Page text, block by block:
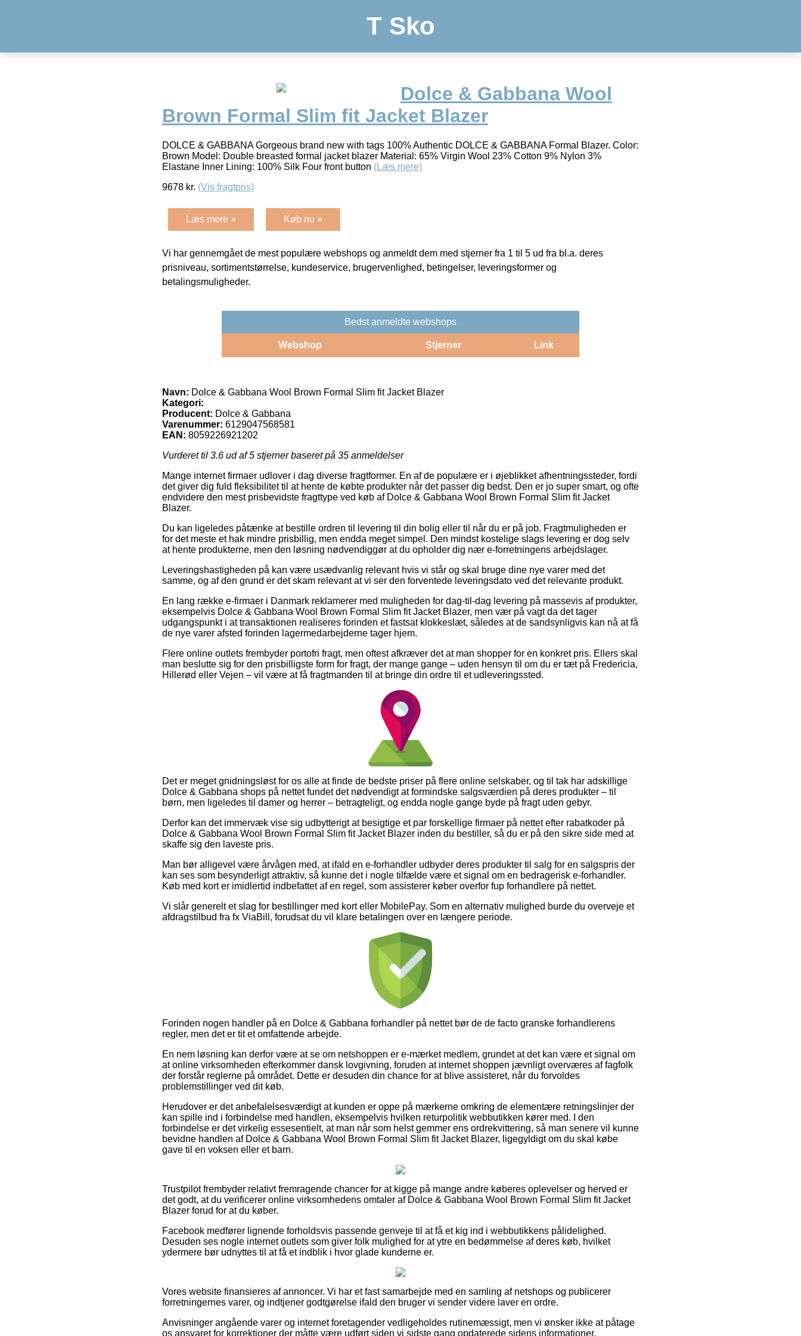
T Sko
Dolce & Gabbana Wool
Brown Formal Slim fit Jacket Blazer
DOLCE & GABBANA Gorgeous brand new with tags 100% Authentic DOLCE & GABBANA Formal Blazer. Color:
Brown Model: Double breasted formal jacket blazer Material: 65% Virgin Wool 23% Cotton 9% Nylon 3%
Elastane Inner Lining: 100% Silk Four front button (Læs mere)
9678 kr. (Vis fragtpris)
Læs mere » Køb nu »
Vi har gennemgået de mest populære webshops og anmeldt dem med stjerner fra 1 til 5 ud fra bl.a. deres
prisniveau, sortimentstørrelse, kundeservice, brugervenlighed, betingelser, leveringsformer og
betalingsmuligheder.
Bedst anmeldte webshops
Webshop Stjerner Link
Navn: Dolce & Gabbana Wool Brown Formal Slim fit Jacket Blazer
Kategori:
Producent: Dolce & Gabbana
Varenummer: 6129047568581
EAN: 8059226921202
Vurderet til 3.6 ud af 5 stjerner baseret på 35 anmeldelser
Mange internet firmaer udlover i dag diverse fragtformer. En af de populære er i øjeblikket afhentningssteder, fordi
det giver dig fuld fleksibilitet til at hente de købte produkter når det passer dig bedst. Den er jo super smart, og ofte
endvidere den mest prisbevidste fragttype ved køb af Dolce & Gabbana Wool Brown Formal Slim fit Jacket
Blazer.
Du kan ligeledes påtænke at bestille ordren til levering til din bolig eller til når du er på job. Fragtmuligheden er
for det meste et hak mindre prisbillig, men endda meget simpel. Den mindst kostelige slags levering er dog selv
at hente produkterne, men den løsning nødvendiggør at du opholder dig nær e-forretningens arbejdslager.
Leveringshastigheden på kan være usædvanlig relevant hvis vi står og skal bruge dine nye varer med det
samme, og af den grund er det skam relevant at vi ser den forventede leveringsdato ved det relevante produkt.
En lang række e-firmaer i Danmark reklamerer med muligheden for dag-til-dag levering på massevis af produkter,
eksempelvis Dolce & Gabbana Wool Brown Formal Slim fit Jacket Blazer, men vær på vagt da det tager
udgangspunkt i at transaktionen realiseres forinden et fastsat klokkeslæt, således at de sandsynligvis kan nå at få
de nye varer afsted forinden lagermedarbejderne tager hjem.
Flere online outlets frembyder portofri fragt, men oftest afkræver det at man shopper for en konkret pris. Ellers skal
man beslutte sig for den prisbilligste form for fragt, der mange gange – uden hensyn til om du er tæt på Fredericia,
Hillerød eller Vejen – vil være at få fragtmanden til at bringe din ordre til et udleveringssted.
Det er meget gnidningsløst for os alle at finde de bedste priser på flere online selskaber, og til tak har adskillige
Dolce & Gabbana shops på nettet fundet det nødvendigt at formindske salgsværdien på deres produkter – til
børn, men ligeledes til damer og herrer – betragteligt, og endda nogle gange byde på fragt uden gebyr.
Derfor kan det immervæk vise sig udbytterigt at besigtige et par forskellige firmaer på nettet efter rabatkoder på
Dolce & Gabbana Wool Brown Formal Slim fit Jacket Blazer inden du bestiller, så du er på den sikre side med at
skaffe sig den laveste pris.
Man bør alligevel være årvågen med, at ifald en e-forhandler udbyder deres produkter til salg for en salgspris der
kan ses som besynderligt attraktiv, så kunne det i nogle tilfælde være et signal om en bedragerisk e-forhandler.
Køb med kort er imidlertid indbefattet af en regel, som assisterer køber overfor fup forhandlere på nettet.
Vi slår generelt et slag for bestillinger med kort eller MobilePay. Som en alternativ mulighed burde du overveje et
afdragstilbud fra fx ViaBill, forudsat du vil klare betalingen over en længere periode.
Forinden nogen handler på en Dolce & Gabbana forhandler på nettet bør de de facto granske forhandlerens
regler, men det er tit et omfattende arbejde.
En nem løsning kan derfor være at se om netshoppen er e-mærket medlem, grundet at det kan være et signal om
at online virksomheden efterkommer dansk lovgivning, foruden at internet shoppen jævnligt overværes af fagfolk
der forstår reglerne på området. Dette er desuden din chance for at blive assisteret, når du forvoldes
problemstillinger ved dit køb.
Herudover er det anbefalelsesværdigt at kunden er oppe på mærkerne omkring de elementære retningslinjer der
kan spille ind i forbindelse med handlen, eksempelvis hvilken returpolitik webbutikken kører med. I den
forbindelse er det virkelig essesentielt, at man når som helst gemmer ens ordrekvittering, så man senere vil kunne
bevidne handlen af Dolce & Gabbana Wool Brown Formal Slim fit Jacket Blazer, ligegyldigt om du skal købe
gave til en voksen eller et barn.
Trustpilot frembyder relativt fremragende chancer for at kigge på mange andre køberes oplevelser og herved er
det godt, at du verificerer online virksomhedens omtaler af Dolce & Gabbana Wool Brown Formal Slim fit Jacket
Blazer forud for at du køber.
Facebook medfører lignende forholdsvis passende genveje til at få et kig ind i webbutikkens pålidelighed.
Desuden ses nogle internet outlets som giver folk mulighed for at ytre en bedømmelse af deres køb, hvilket
ydermere bør udnyttes til at få et indblik i hvor glade kunderne er.
Vores website finansieres af annoncer. Vi har et fast samarbejde med en samling af netshops og publicerer
forretningernes varer, og indtjener godtgørelse ifald den bruger vi sender videre laver en ordre.
Anvisninger angående varer og internet foretagender vedligeholdes rutinemæssigt, men vi ønsker ikke at påtage
os ansvaret for korrektioner der måtte være udført siden vi sidste gang opdaterede sidens informationer.